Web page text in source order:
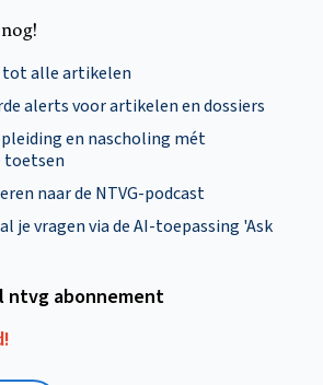
alle artikelen
alerts voor artikelen en dossiers
en nascholing mét
toetsen
naar de NTVG-podcast
je vragen via de AI-toepassing 'Ask
ntvg abonnement